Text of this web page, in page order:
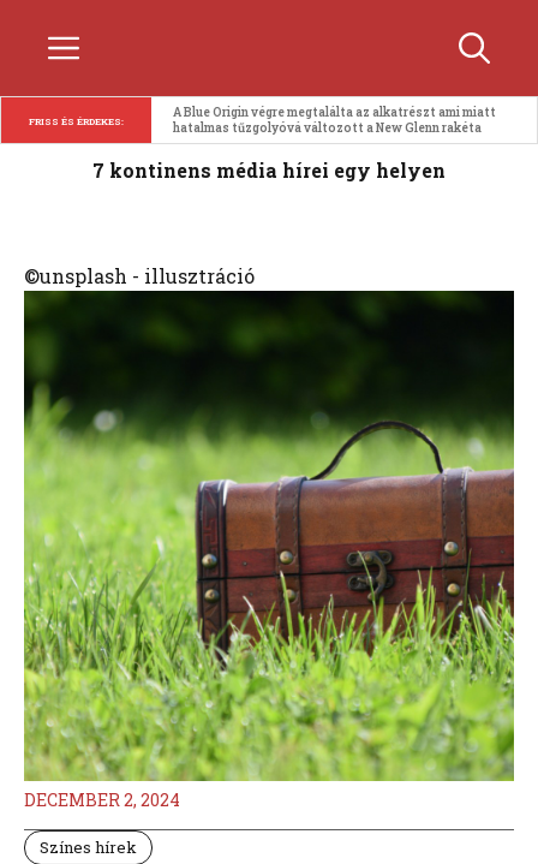
Menü
FRISS ÉS ÉRDEKES:
A Blue Origin végre megtalálta az alkatrészt ami miatt
hatalmas tűzgolyóvá változott a New Glenn rakéta
7 kontinens média hírei egy helyen
©unsplash - illusztráció
DECEMBER 2, 2024
Színes hírek